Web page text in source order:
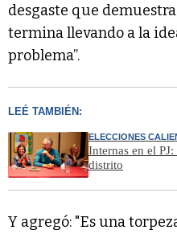
desgaste que demuestra
termina llevando a la
problema”.
LEÉ TAMBIÉN:
ELECCIONES
Internas en el
distrito
Y agregó: "Es una